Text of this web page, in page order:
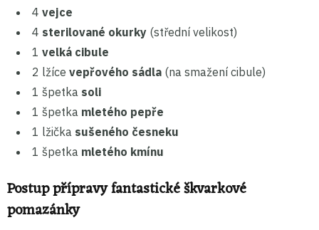
4 vejce
4 sterilované okurky (střední velikost)
1 velká cibule
2 lžíce vepřového sádla (na smažení cibule)
1 špetka soli
1 špetka mletého pepře
1 lžička sušeného česneku
1 špetka mletého kmínu
Postup přípravy fantastické škvarkové
pomazánky